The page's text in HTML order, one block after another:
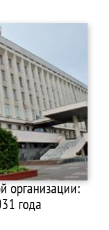
организации:
года